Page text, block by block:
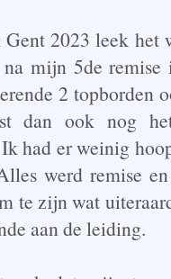
2023 leek het
mijn 5de
2 topborden
dan ook nog
had er weinig
werd remise
te zijn wat
aan de leiding.